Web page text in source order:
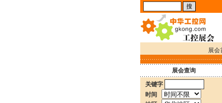
展会
展会查询
关键字
时间